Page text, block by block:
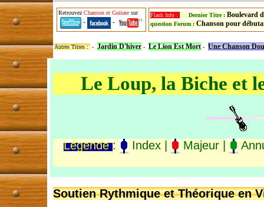
Retrouvez Chanson et Guitare sur
- -
Flash Info : Dernier Titre : Boulevard
question Forum : Chanson pour
Autres Titres : - Jardin D'hiver - Le Lion Est Mort - Une Chanson
Le Loup, la Biche et
Légende: Index | Majeur |
Soutien Rythmique et Théorique en